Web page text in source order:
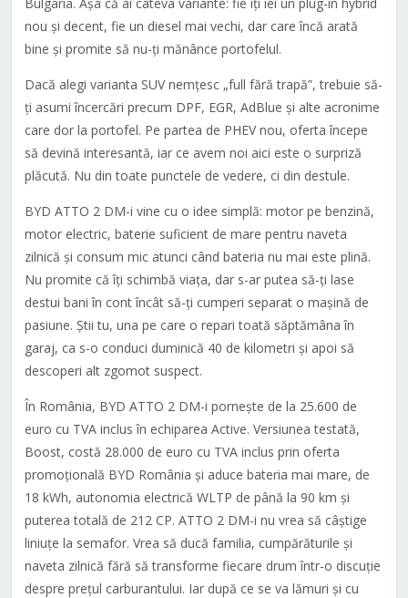
nou și decent, fie un diesel mai vechi, dar care încă arată
bine și promite să nu-ți mănânce portofelul.
Dacă alegi varianta SUV nemțesc „full fără trapă”, trebuie să-
ți asumi încercări precum DPF, EGR, AdBlue și alte acronime
care dor la portofel. Pe partea de PHEV nou, oferta începe
să devină interesantă, iar ce avem noi aici este o surpriză
plăcută. Nu din toate punctele de vedere, ci din destule.
BYD ATTO 2 DM-i vine cu o idee simplă: motor pe benzină,
motor electric, baterie suficient de mare pentru naveta
zilnică și consum mic atunci când bateria nu mai este plină.
Nu promite că îți schimbă viața, dar s-ar putea să-ți lase
destui bani în cont încât să-ți cumperi separat o mașină de
pasiune. Știi tu, una pe care o repari toată săptămâna în
garaj, ca s-o conduci duminică 40 de kilometri și apoi să
descoperi alt zgomot suspect.
În România, BYD ATTO 2 DM-i pornește de la 25.600 de
euro cu TVA inclus în echiparea Active. Versiunea testată,
Boost, costă 28.000 de euro cu TVA inclus prin oferta
promoțională BYD România și aduce bateria mai mare, de
18 kWh, autonomia electrică WLTP de până la 90 km și
puterea totală de 212 CP. ATTO 2 DM-i nu vrea să câștige
liniuțe la semafor. Vrea să ducă familia, cumpărăturile și
naveta zilnică fără să transforme fiecare drum într-o discuție
despre prețul carburantului. Iar după ce se va lămuri și cu